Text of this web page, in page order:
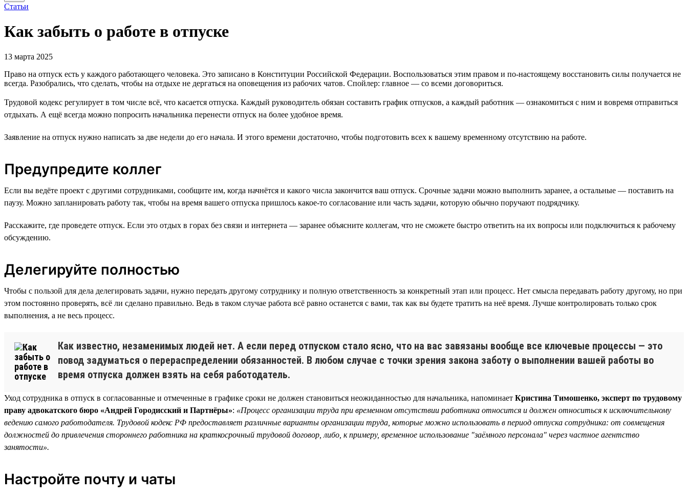
Статьи
Как забыть о работе в отпуске
13 марта 2025
Право на отпуск есть у каждого работающего человека. Это записано в Конституции Российской Федерации. Воспользоваться этим правом и по-настоящему восстановить силы получается не
всегда. Разобрались, что сделать, чтобы на отдыхе не дергаться на оповещения из рабочих чатов. Спойлер: главное — со всеми договориться.
Трудовой кодекс регулирует в том числе всё, что касается отпуска. Каждый руководитель обязан составить график отпусков, а каждый работник — ознакомиться с ним и вовремя отправиться
отдыхать. А ещё всегда можно попросить начальника перенести отпуск на более удобное время.
Заявление на отпуск нужно написать за две недели до его начала. И этого времени достаточно, чтобы подготовить всех к вашему временному отсутствию на работе.
Предупредите коллег
Если вы ведёте проект с другими сотрудниками, сообщите им, когда начнётся и какого числа закончится ваш отпуск. Срочные задачи можно выполнить заранее, а остальные — поставить на
паузу. Можно запланировать работу так, чтобы на время вашего отпуска пришлось какое-то согласование или часть задачи, которую обычно поручают подрядчику.
Расскажите, где проведете отпуск. Если это отдых в горах без связи и интернета — заранее объясните коллегам, что не сможете быстро ответить на их вопросы или подключиться к рабочему
обсуждению.
Делегируйте полностью
Чтобы с пользой для дела делегировать задачи, нужно передать другому сотруднику и полную ответственность за конкретный этап или процесс. Нет смысла передавать работу другому, но при
этом постоянно проверять, всё ли сделано правильно. Ведь в таком случае работа всё равно останется с вами, так как вы будете тратить на неё время. Лучше контролировать только срок
выполнения, а не весь процесс.
Как известно, незаменимых людей нет. А если перед отпуском стало ясно, что на вас завязаны вообще все ключевые процессы — это
повод задуматься о перераспределении обязанностей. В любом случае с точки зрения закона заботу о выполнении вашей работы во
время отпуска должен взять на себя работодатель.
Уход сотрудника в отпуск в согласованные и отмеченные в графике сроки не должен становиться неожиданностью для начальника, напоминает Кристина Тимошенко, эксперт по трудовому
праву адвокатского бюро «Андрей Городисский и Партнёры»: «Процесс организации труда при временном отсутствии работника относится и должен относиться к исключительному
ведению самого работодателя. Трудовой кодекс РФ предоставляет различные варианты организации труда, которые можно использовать в период отпуска сотрудника: от совмещения
должностей до привлечения стороннего работника на краткосрочный трудовой договор, либо, к примеру, временное использование "заёмного персонала" через частное агентство
занятости».
Настройте почту и чаты